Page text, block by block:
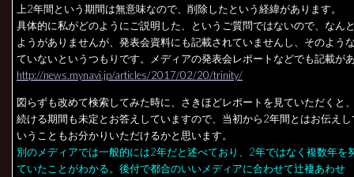
上2年間という期間は無意味なので、削除したという経緯があります。
具体的に私がどのようにご説明した、というご質問ではないので、なん
ようがありませんが、発表会資料にも記載されていませんし、そのよう
ていないというつもりです。メディアの発表会レポートなどでも記載が
http://news.mynavi.jp/articles/2017/02/20/trinity/
図らずも改めて検索してみた時に、さきほどレポートを見ていただくと
続ける期間も未定とお答えしていますので、当初から2年間とはお伝え
いうこともお分かりいただけるかと思います。
別のメディアでは一般的には2年だと述べており、2年ではなく複数年を
ていたことがわかる。後付で都合のいいメディアに合わせて辻褄あわせ